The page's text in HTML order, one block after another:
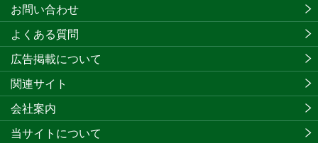
お問い合わせ
よくある質問
広告掲載について
関連サイト
会社案内
当サイトについて